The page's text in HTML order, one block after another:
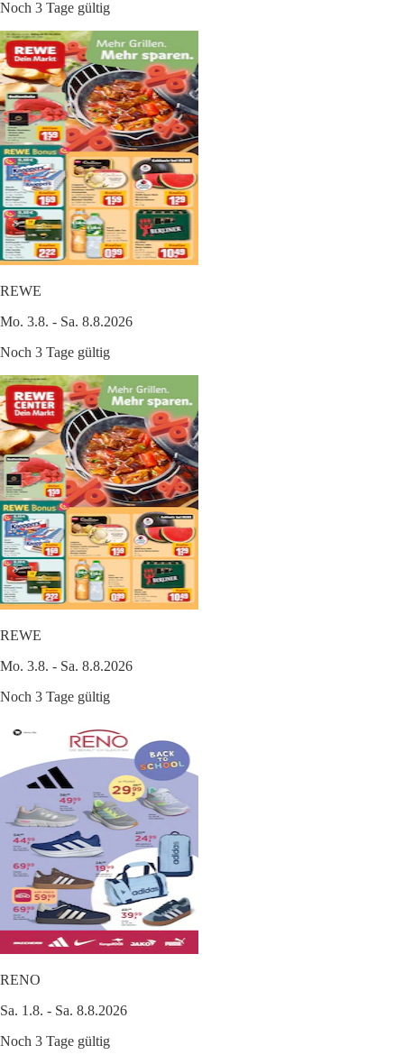
Noch 3 Tage gültig
REWE
Mo. 3.8. - Sa. 8.8.2026
Noch 3 Tage gültig
REWE
Mo. 3.8. - Sa. 8.8.2026
Noch 3 Tage gültig
RENO
Sa. 1.8. - Sa. 8.8.2026
Noch 3 Tage gültig